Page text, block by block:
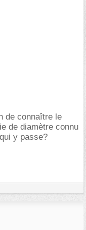
de connaître le
de diamètre connu
y passe?